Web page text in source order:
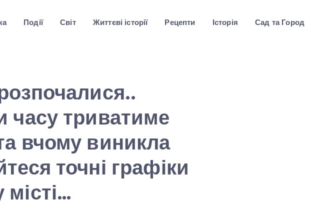
Події Світ Життєві історії Рецепти Історія Сад та Город
часу триватиме
вчому виникла
точні графіки